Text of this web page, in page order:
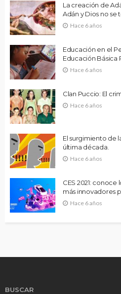
La creación de
Adán y Dios no se
Hace 6 años
Educación en el
Educación Básica
Hace 6 años
Clan Puccio: El
Hace 6 años
El surgimiento de
última década.
Hace 6 años
CES 2021:
más innovadores
Hace 6 años
BUSCAR